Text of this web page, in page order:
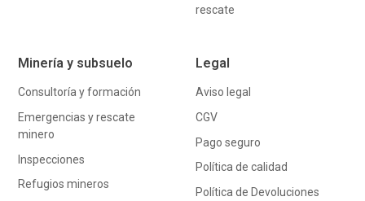
rescate
Minería y subsuelo
Consultoría y formación
Emergencias y rescate
minero
Inspecciones
Refugios mineros
Legal
Aviso legal
CGV
Pago seguro
Política de calidad
Política de Devoluciones